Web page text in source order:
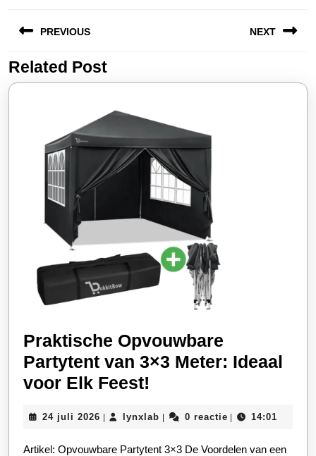
PREVIOUS
Vorige
bericht:
NEXT
bericht:
Related Post
Praktische Opvouwbare
Partytent van 3×3 Meter: Ideaal
voor Elk Feest!
Partytent
van
24 juli 2026 24
2026
lynxlab lynxlab0 reactie 14:01
Artikel: Opvouwbare Partytent 3×3 De Voordelen van een